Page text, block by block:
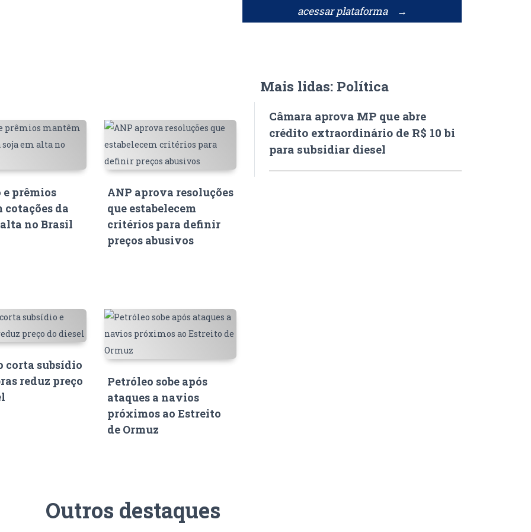
acessar plataforma →
e prêmios
cotações da
no Brasil
ANP aprova resoluções
que estabelecem
critérios para definir
preços abusivos
corta subsídio
reduz preço
Petróleo sobe após
ataques a navios
próximos ao Estreito
de Ormuz
Mais lidas: Política
Câmara aprova MP que abre
crédito extraordinário de R$ 10 bi
para subsidiar diesel
Outros destaques